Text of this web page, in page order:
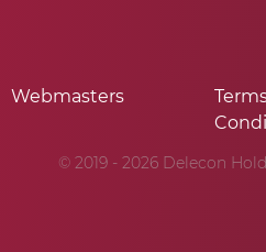
Webmasters
© 2019 - 2026 Delecon